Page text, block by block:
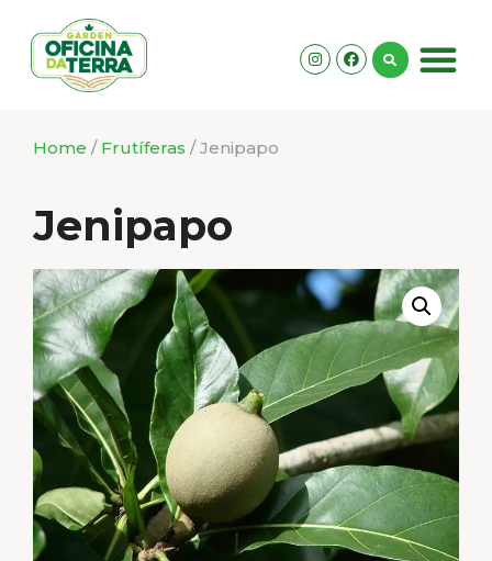
Home / Frutíferas / Jenipapo
Jenipapo